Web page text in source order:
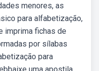
menores, as
para alfabetização,
imprima fichas de
por sílabas
para